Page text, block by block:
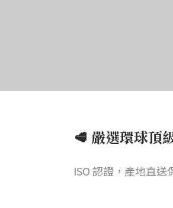
🥩 嚴選環球頂
ISO 認證，產地直送